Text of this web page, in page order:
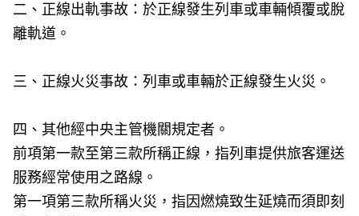
二、正線出軌事故：於正線發生列車或車輛傾覆或脫
離軌道。
三、正線火災事故：列車或車輛於正線發生火災。
四、其他經中央主管機關規定者。
前項第一款至第三款所稱正線，指列車提供旅客運送
服務經常使用之路線。
第一項第三款所稱火災，指因燃燒致生延燒而須即刻